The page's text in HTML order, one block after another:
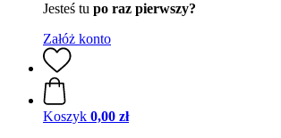
Jesteś tu po raz pierwszy?
Załóż konto
Koszyk 0,00 zł